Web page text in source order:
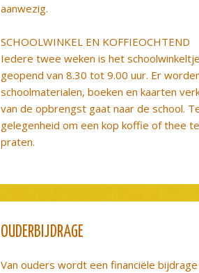
aanwezig.
SCHOOLWINKEL EN KOFFIEOCHTEND
Iedere twee weken is het
geopend van 8.30 tot 9.00 uur. Er
schoolmaterialen, boeken en kaarten
van de opbrengst gaat naar de school.
gelegenheid om een kop koffie of thee
praten.
OUDERBIJDRAGE
Van ouders wordt een financiële